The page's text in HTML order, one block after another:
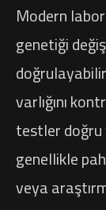
Modern
genetiği
varlığını
testler
genellikle
veya